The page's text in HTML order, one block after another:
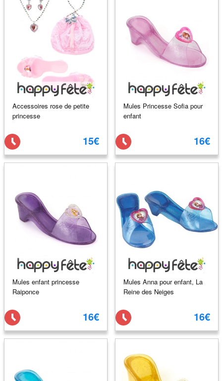
Accessoires rose de petite
princesse
15€
Mules Princesse Sofia pour
enfant
16€
Mules enfant princesse
Raiponce
16€
Mules Anna pour enfant, La
Reine des Neiges
16€